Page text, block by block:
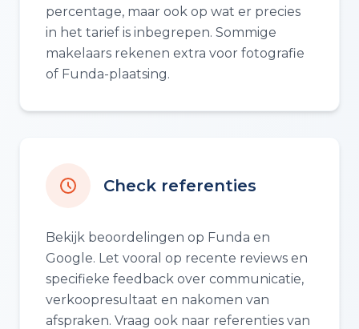
percentage, maar ook op wat er precies
in het tarief is inbegrepen. Sommige
makelaars rekenen extra voor fotografie
of Funda-plaatsing.
Check referenties
Bekijk beoordelingen op Funda en
Google. Let vooral op recente reviews en
specifieke feedback over communicatie,
verkoopresultaat en nakomen van
afspraken. Vraag ook naar referenties van